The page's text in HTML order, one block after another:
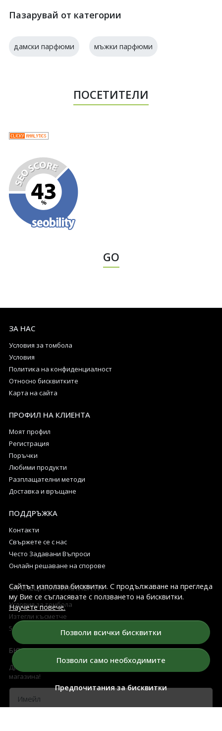
Сайтът използва бисквитки. С продължаване на прегледа
му Вие се съгласявате с ползването на бисквитки.
Научете повече.
Позволи всички бисквитки
Позволи само необходимите
Предпочитания за бисквитки
Пазарувай от категории
дамски парфюми мъжки парфюми
ПОСЕТИТЕЛИ
GO
ЗА НАС
Условия за томбола
Условия
Политика на конфиденциалност
Относно бисквитките
Карта на сайта
ПРОФИЛ НА КЛИЕНТА
Моят профил
Регистрация
Поръчки
Любими продукти
Разплащателни методи
Доставка и връщане
ПОДДРЪЖКА
Контакти
Свържете се с нас
Често Задавани Въпроси
Онлайн решаване на спорове
ЗА СПЕЦИАЛНИ КЛИЕНТИ
Условия за томбола
Изтегли късметче
5 Най-добри Арома Дифузери
БЮЛЕТИН
Дръжте ме в течение за всички промоции и нови продукти в
магазина!
Имейл